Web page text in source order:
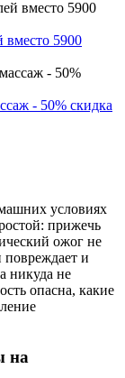
вместо 5900
- 50% скидка
условиях
прижечь
ожог не
повреждает и
никуда не
опасна, какие
на